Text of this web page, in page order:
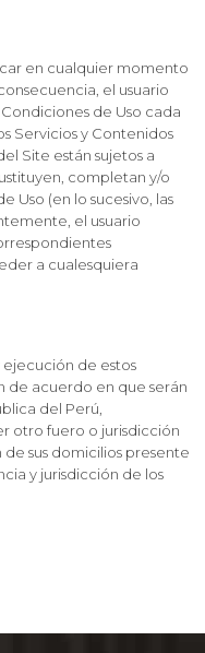
en cualquier momento
el usuario
de Uso cada
Servicios y Contenidos
Site están sujetos a
completan y/o
Uso (en lo sucesivo, las
el usuario
a cualesquiera
de estos
de acuerdo en que serán
del Perú,
otro fuero o jurisdicción
sus domicilios presente
y jurisdicción de los